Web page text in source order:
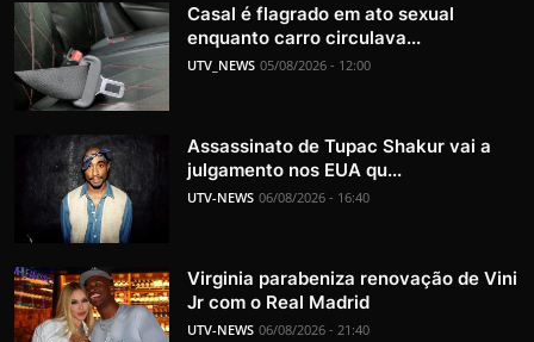
Casal é flagrado em ato sexual
enquanto carro circulava...
UTV_NEWS 05/08/2026 - 12:00
Assassinato de Tupac Shakur vai a
julgamento nos EUA qu...
UTV-NEWS 06/08/2026 - 16:40
Virginia parabeniza renovação de Vini
Jr com o Real Madrid
UTV-NEWS 06/08/2026 - 21:40